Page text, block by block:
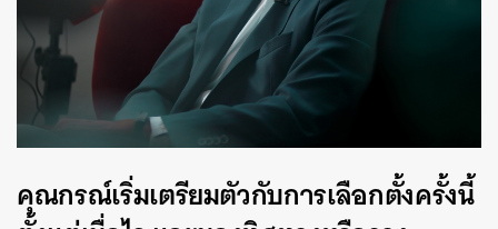
คุณกรณ์เริ่มเตรียมตัวกับการเลือกตั้งครั้งนี้